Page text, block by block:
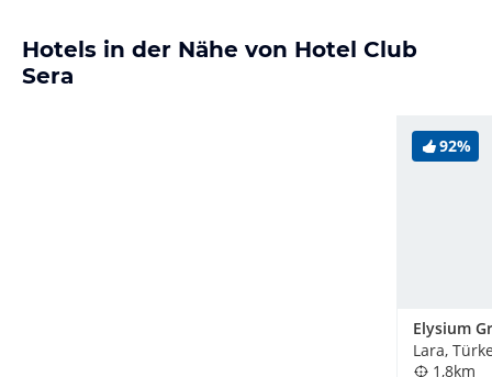
Hotels in der Nähe von Hotel Club
Sera
92%
Lara,
1,8km